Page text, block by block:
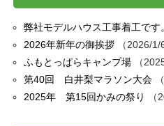
弊社モデルハウス工事着工です。
2026年新年の御挨拶
2026/1/
ふもとっぱらキャンプ場
第40回 白井梨マラソン大会
2025年 第15回かみの祭り